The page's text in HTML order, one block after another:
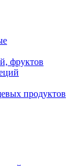
фруктов
продуктов